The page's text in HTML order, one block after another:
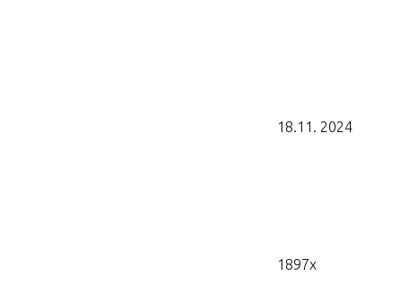
18.11. 2024
1897x